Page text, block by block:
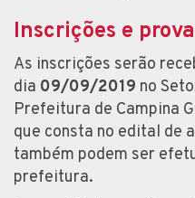
Inscrições e
As inscrições serão
dia 09/09/2019 no
Prefeitura de Campina
que consta no edital de
também podem ser
prefeitura.